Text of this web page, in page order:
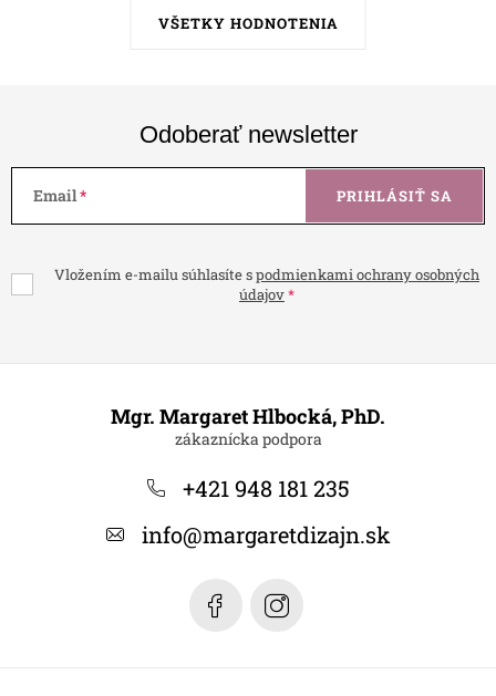
VŠETKY HODNOTENIA
Odoberať newsletter
Email
Vložením e-mailu súhlasíte spodmienkami ochrany osobných
údajov
PRIHLÁSIŤ SA
Mgr. Margaret Hlbocká, PhD.
+421 948 181 235
info@margaretdizajn.sk